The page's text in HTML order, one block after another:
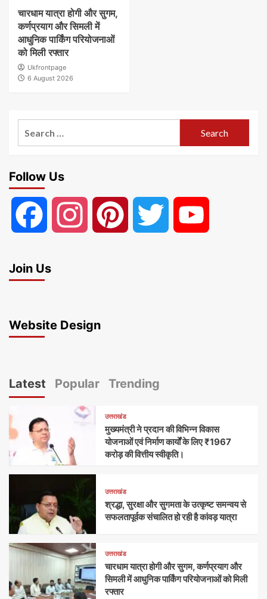
चारधाम यात्रा होगी और सुगम,
कर्णप्रयाग और सिमली में
आधुनिक पार्किंग परियोजनाओं
को मिली रफ्तार
Ukfrontpage
6 August 2026
Follow Us
Facebook Instagram Pinterest Twitter
Join Us
Website Design
Latest Popular Trending
उत्तराखंड
मुख्यमंत्री ने प्रदान की विभिन्न विकास
योजनाओं एवं निर्माण कार्यों के लिए ₹1967
करोड़ की वित्तीय स्वीकृति।
उत्तराखंड
श्रद्धा, सुरक्षा और सुगमता के उत्कृष्ट समन्वय से
सफलतापूर्वक संचालित हो रही है कांवड़ यात्रा
उत्तराखंड
चारधाम यात्रा होगी और सुगम, कर्णप्रयाग और
सिमली में आधुनिक पार्किंग परियोजनाओं को मिली
रफ्तार